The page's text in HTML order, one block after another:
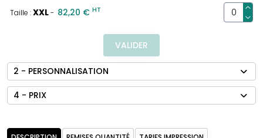
Taille :XXL- 82,20 € HT
VALIDER
2 - PERSONNALISATION
4 - PRIX